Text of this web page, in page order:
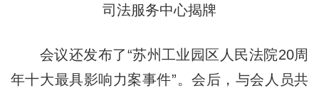
司法服务中心揭牌
会议还发布了“苏州工业园区人民法院20周
年十大最具影响力案事件”。会后，与会人员共